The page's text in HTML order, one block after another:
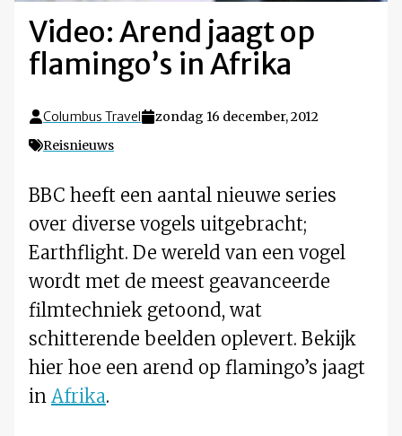
Video: Arend jaagt op
flamingo’s in Afrika
Columbus Travel
zondag 16 december, 2012
Reisnieuws
BBC heeft een aantal nieuwe series
over diverse vogels uitgebracht;
Earthflight. De wereld van een vogel
wordt met de meest geavanceerde
filmtechniek getoond, wat
schitterende beelden oplevert. Bekijk
hier hoe een arend op flamingo’s jaagt
in Afrika.